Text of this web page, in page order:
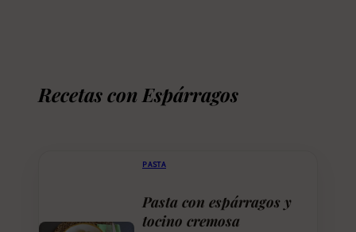
Recetas con Espárragos
PASTA
Pasta con espárragos y
tocino cremosa